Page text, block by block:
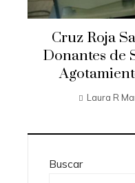
Cruz Roja
Donantes de
Laura R
Buscar